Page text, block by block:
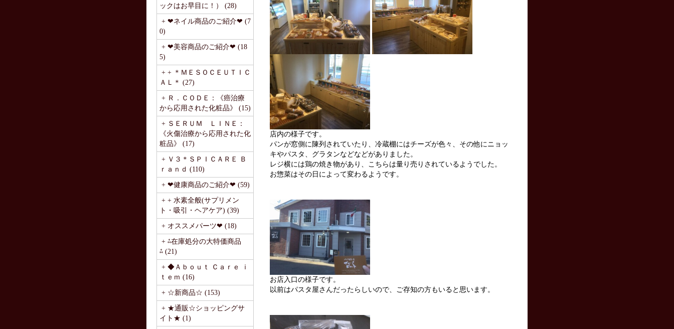
ックはお早目に！） (28)
+ ❤ネイル商品のご紹介❤ (7
0)
+ ❤美容商品のご紹介❤ (18
5)
+ + ＊ＭＥＳＯＣＥＵＴＩＣ
ＡＬ＊ (27)
+ Ｒ．ＣＯＤＥ：《癌治療
から応用された化粧品》 (15)
+ ＳＥＲＵＭ ＬＩＮＥ：
《火傷治療から応用された化
粧品》 (17)
+ Ｖ３＊ＳＰＩＣＡＲＥ Ｂ
ｒａｎｄ (110)
+ ❤健康商品のご紹介❤ (59)
+ + 水素全般(サプリメン
ト・吸引・ヘアケア) (39)
+ オススメパーツ❤ (18)
+ ⁂在庫処分の大特価商品
⁂ (21)
+ ◆Ａｂｏｕｔ Ｃａｒｅ ｉ
ｔｅｍ (16)
+ ☆新商品☆ (153)
+ ★通販☆ショッピングサ
イト★ (1)
店内の様子です。
パンが窓側に陳列されていたり、冷蔵棚にはチーズが色々、その他にニョッ
キやパスタ、グラタンなどなどがありました。
レジ横には鶏の焼き物があり、こちらは量り売りされているようでした。
お惣菜はその日によって変わるようです。
お店入口の様子です。
以前はパスタ屋さんだったらしいので、ご存知の方もいると思います。